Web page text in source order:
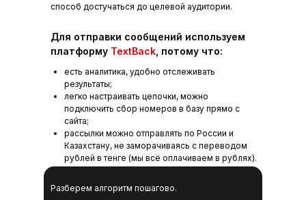
способ достучаться до целевой аудитории.
Для отправки сообщений используем
платформу TextBack , потому что:
есть аналитика, удобно отслеживать
результаты;
легко настраивать цепочки, можно
подключить сбор номеров в базу прямо с
сайта;
рассылки можно отправлять по России и
Казахстану, не заморачиваясь с переводом
рублей в тенге (мы всё оплачиваем в рублях).
Разберем алгоритм пошагово.